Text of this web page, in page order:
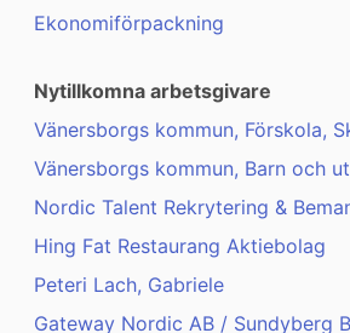
Ekonomiförpackning
Nytillkomna arbetsgivare
Vänersborgs kommun, Förskola,
Vänersborgs kommun, Barn och
Nordic Talent Rekrytering &
Hing Fat Restaurang Aktiebolag
Peteri Lach, Gabriele
Gateway Nordic AB / Sundyberg